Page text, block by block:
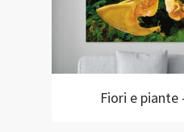
Fiori e